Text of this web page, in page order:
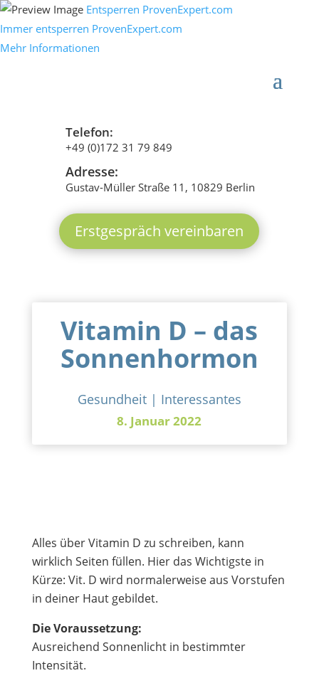
Entsperren ProvenExpert.com
Immer entsperren ProvenExpert.com
Mehr Informationen
Telefon:
+49 (0)172 31 79 849
Adresse:
Gustav-Müller Straße 11, 10829 Berlin
Erstgespräch vereinbaren
Vitamin D – das
Sonnenhormon
Gesundheit| Interessantes
8. Januar 2022
Alles über Vitamin D zu schreiben, kann
wirklich Seiten füllen. Hier das Wichtigste in
Kürze: Vit. D wird normalerweise aus Vorstufen
in deiner Haut gebildet.
Die Voraussetzung:
Ausreichend Sonnenlicht in bestimmter
Intensität.